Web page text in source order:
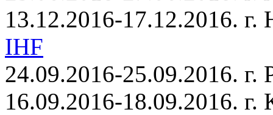
13.12.2016-17.12.2016.
IHF
24.09.2016-25.09.2016. г.
16.09.2016-18.09.2016.